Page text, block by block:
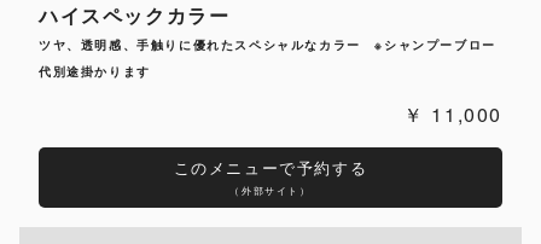
ハイスペックカラー
ツヤ、透明感、手触りに優れたスペシャルなカラー ※シャンプーブロー
代別途掛かります
11,000
このメニューで予約する
（外部サイト）